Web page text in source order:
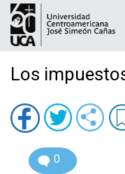
Los
0